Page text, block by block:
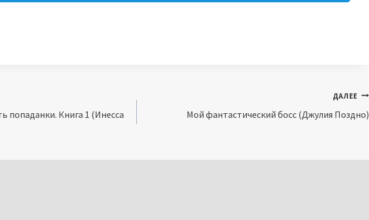
попаданки. Книга 1 (Инесса
ДАЛЕЕ
Мой фантастический босс (Джулия Поздно)